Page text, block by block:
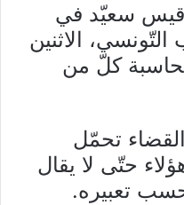
قيس سعيّد في
الاثنين
محاسبة كلّ من
تحمّل
حتّى لا يقال
تعبيره.